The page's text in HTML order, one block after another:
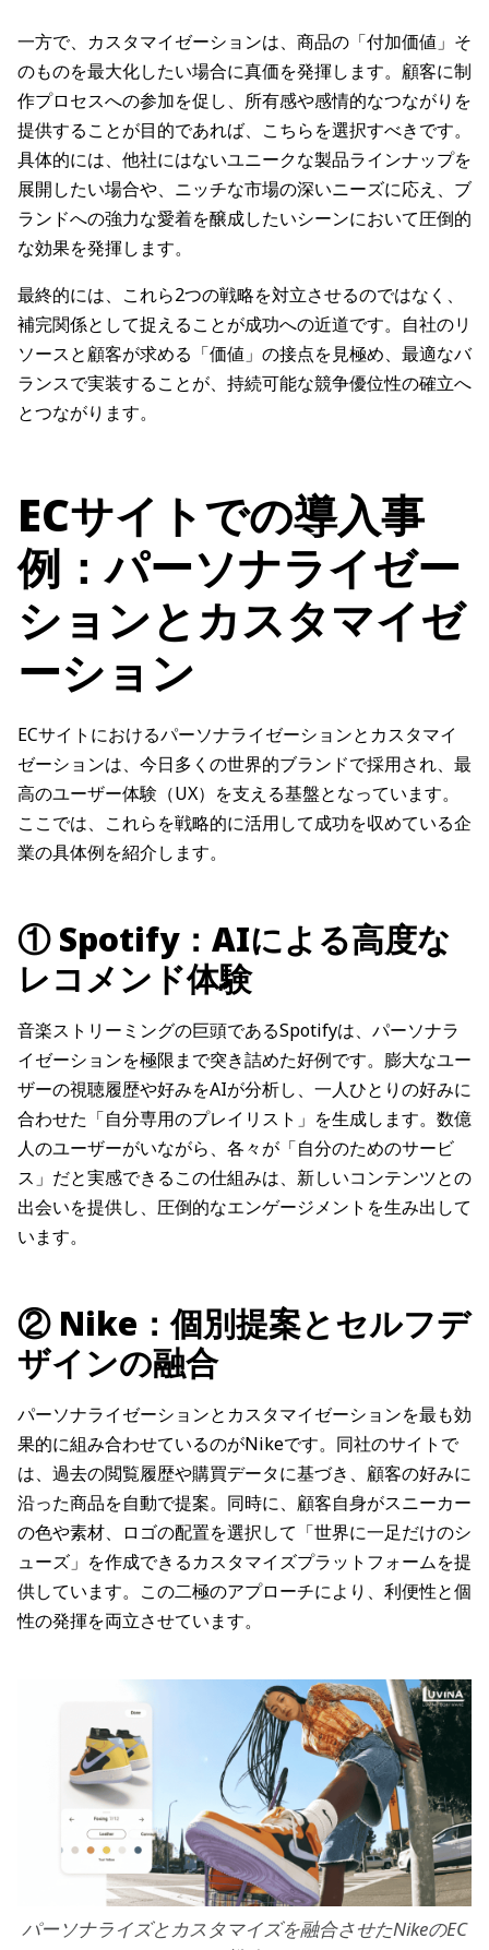
一方で、カスタマイゼーションは、商品の「付加価値」そ
のものを最大化したい場合に真価を発揮します。顧客に制
作プロセスへの参加を促し、所有感や感情的なつながりを
提供することが目的であれば、こちらを選択すべきです。
具体的には、他社にはないユニークな製品ラインナップを
展開したい場合や、ニッチな市場の深いニーズに応え、ブ
ランドへの強力な愛着を醸成したいシーンにおいて圧倒的
な効果を発揮します。
最終的には、これら2つの戦略を対立させるのではなく、
補完関係として捉えることが成功への近道です。自社のリ
ソースと顧客が求める「価値」の接点を見極め、最適なバ
ランスで実装することが、持続可能な競争優位性の確立へ
とつながります。
ECサイトでの導入事
例：パーソナライゼー
ションとカスタマイゼ
ーション
ECサイトにおけるパーソナライゼーションとカスタマイ
ゼーションは、今日多くの世界的ブランドで採用され、最
高のユーザー体験（UX）を支える基盤となっています。
ここでは、これらを戦略的に活用して成功を収めている企
業の具体例を紹介します。
① Spotify：AIによる高度な
レコメンド体験
音楽ストリーミングの巨頭であるSpotifyは、パーソナラ
イゼーションを極限まで突き詰めた好例です。膨大なユー
ザーの視聴履歴や好みをAIが分析し、一人ひとりの好みに
合わせた「自分専用のプレイリスト」を生成します。数億
人のユーザーがいながら、各々が「自分のためのサービ
ス」だと実感できるこの仕組みは、新しいコンテンツとの
出会いを提供し、圧倒的なエンゲージメントを生み出して
います。
② Nike：個別提案とセルフデ
ザインの融合
パーソナライゼーションとカスタマイゼーションを最も効
果的に組み合わせているのがNikeです。同社のサイトで
は、過去の閲覧履歴や購買データに基づき、顧客の好みに
沿った商品を自動で提案。同時に、顧客自身がスニーカー
の色や素材、ロゴの配置を選択して「世界に一足だけのシ
ューズ」を作成できるカスタマイズプラットフォームを提
供しています。この二極のアプローチにより、利便性と個
性の発揮を両立させています。
パーソナライズとカスタマイズを融合させたNikeのEC